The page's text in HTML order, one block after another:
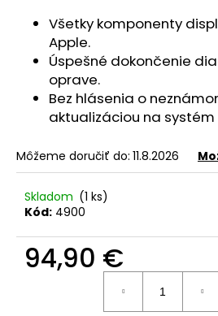
Všetky komponenty
Apple.
Úspešné dokončenie
oprave.
Bez hlásenia o
aktualizáciou na systém
Môžeme doručiť do: 11.8.2026
Skladom (1 ks)
Kód: 4900
94,90 €
APPLE
IPHONE
XR
LCD
DISPLEJ